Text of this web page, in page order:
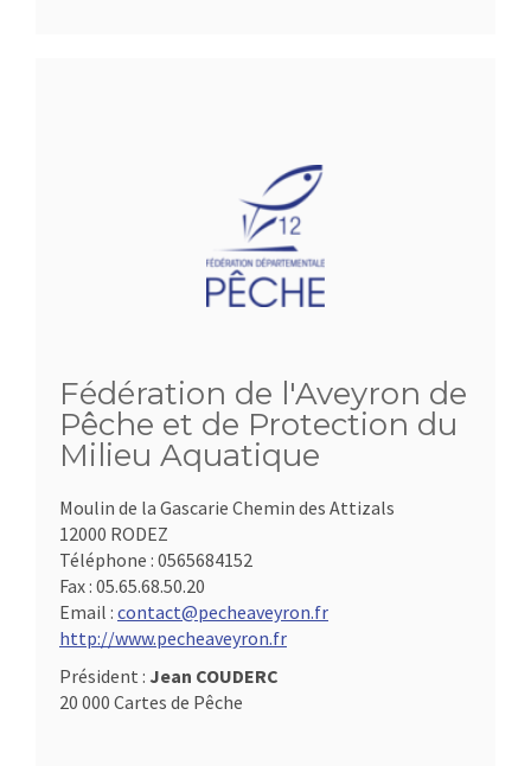
Fédération de l'Aveyron de
Pêche et de Protection du
Milieu Aquatique
Moulin de la Gascarie Chemin des Attizals
12000 RODEZ
Téléphone : 0565684152
Fax : 05.65.68.50.20
Email : contact@pecheaveyron.fr
http://www.pecheaveyron.fr
Président : Jean COUDERC
20 000 Cartes de Pêche